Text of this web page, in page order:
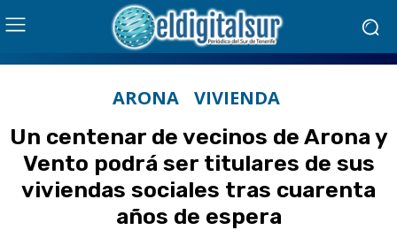
ARONA VIVIENDA
Un centenar de vecinos de Arona y
Vento podrá ser titulares de sus
viviendas sociales tras cuarenta
años de espera